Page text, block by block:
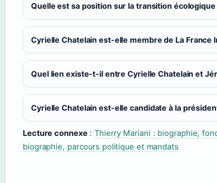
Quelle est sa position sur la transition écologique
Cyrielle Chatelain est-elle membre de La France
Quel lien existe-t-il entre Cyrielle Chatelain et
Cyrielle Chatelain est-elle candidate à la
Lecture connexe:Thierry Mariani : biographie,
biographie, parcours politique et mandats